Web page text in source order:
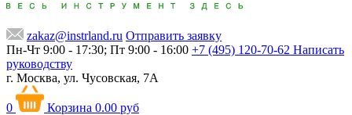
zakaz@instrland.ru Отправить заявку
Пн-Чт 9:00 - 17:30; Пт 9:00 - 16:00 +7 (495) 120-70-62 Написать
руководству
г. Москва, ул. Чусовская, 7А
0 Корзина 0.00 руб